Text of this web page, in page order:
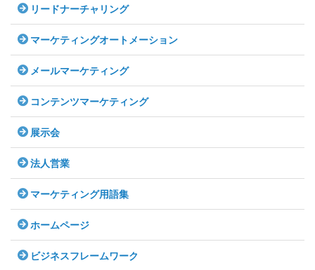
リードナーチャリング
マーケティングオートメーション
メールマーケティング
コンテンツマーケティング
展示会
法人営業
マーケティング用語集
ホームページ
ビジネスフレームワーク